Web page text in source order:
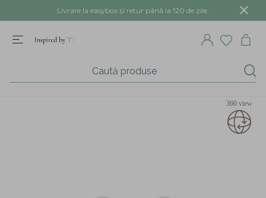
Livrare la easybox și retur până la 120 de zile.
360 view